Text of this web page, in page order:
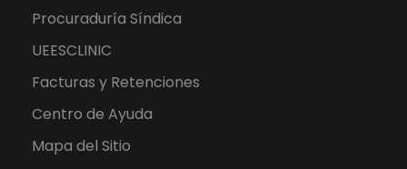
Procuraduría Síndica
UEESCLINIC
Facturas y Retenciones
Centro de Ayuda
Mapa del Sitio